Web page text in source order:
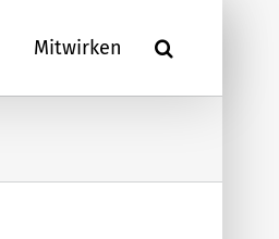
Mitwirken